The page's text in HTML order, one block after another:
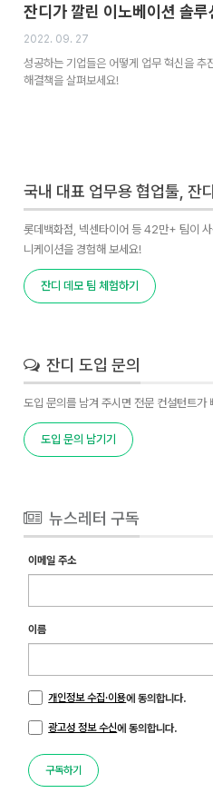
잔디가 깔린 이노베이션 솔
2022. 09. 27
성공하는 기업들은 어떻게 업무 혁신을 추
해결책을 살펴보세요!
국내 대표 업무용 협업툴, 잔디
롯데백화점, 넥센타이어 등 42만+ 팀이
니케이션을 경험해 보세요!
잔디 데모 팀 체험하기
잔디 도입 문의
도입 문의를 남겨 주시면 전문 컨설턴트가
도입 문의 남기기
뉴스레터 구독
이메일 주소
이름
개인정보 수집·이용에 동의합니다.
광고성 정보 수신에 동의합니다.
구독하기